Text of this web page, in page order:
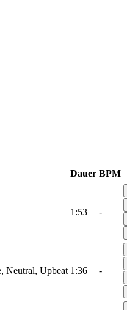
Dauer BPM
1:53 -
Neutral, Upbeat 1:36 -